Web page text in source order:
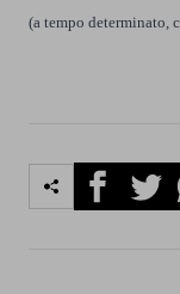
(a tempo determinato,
Facebook